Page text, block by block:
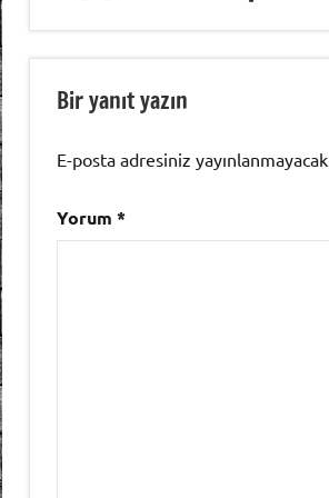
Bir yanıt yazın
E-posta adresiniz yayınlanmayacak.
Yorum *